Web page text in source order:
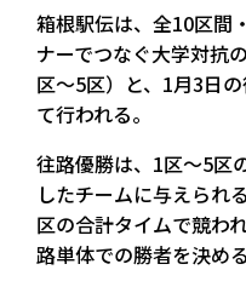
箱根駅伝は、全10区間
ナーでつなぐ大学対抗
区〜5区）と、1月3日
て行われる。
往路優勝は、1区〜5区
したチームに与えられ
区の合計タイムで競わ
路単体での勝者を決め